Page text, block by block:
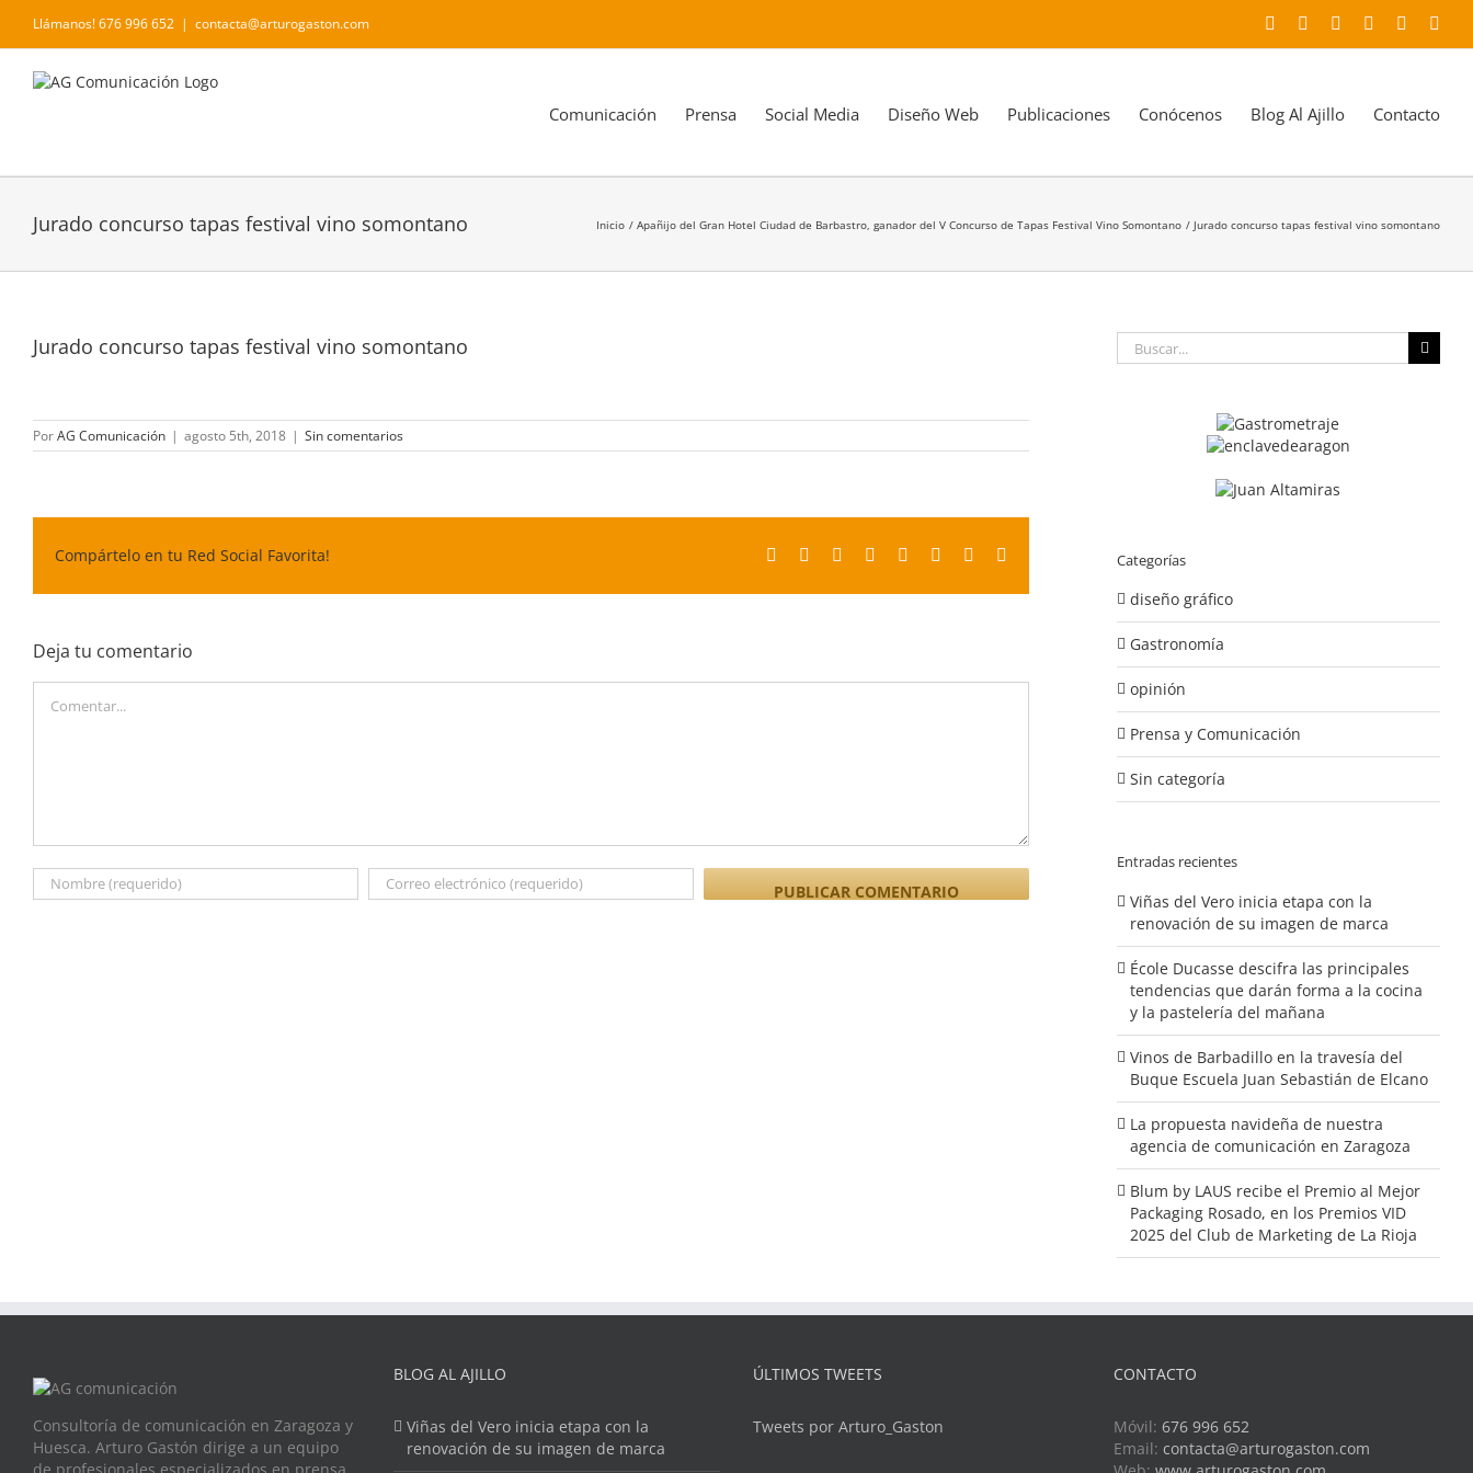
contenido
Llámanos! 676 996 652 | contacta@arturogaston.com Facebook YouTubeInstagramLinkedIn
Comunicación Prensa Social Media Diseño Web Publicaciones Conócenos Blog Al Ajillo Contacto
Jurado concurso tapas festival vino somontano Inicio Apañijo del Gran Hotel Ciudad de Barbastro, ganador del V Concurso de Tapas Festival Vino Somontano Jurado concurso tapas festival vino somontano
Jurado concurso tapas festival vino somontano
PorAG Comunicación | agosto 5th, 2018 | Sin comentarios
Compártelo en tu Red Social Favorita! Facebook Reddit LinkedIn
TumblrPinterest
Deja tu comentario
Buscar:
Categorías
diseño gráfico
Gastronomía
opinión
Prensa y Comunicación
Sin categoría
Entradas recientes
Viñas del Vero inicia etapa con la
renovación de su imagen de marca
École Ducasse descifra las principales
tendencias que darán forma a la cocina
y la pastelería del mañana
Vinos de Barbadillo en la travesía del
Buque Escuela Juan Sebastián de Elcano
La propuesta navideña de nuestra
agencia de comunicación en Zaragoza
Blum by LAUS recibe el Premio al Mejor
Packaging Rosado, en los Premios VID
2025 del Club de Marketing de La Rioja
Consultoría de comunicación en Zaragoza y
Huesca. Arturo Gastón dirige a un equipo
de profesionales especializados en prensa,
BLOG AL AJILLO
Viñas del Vero inicia etapa con la
renovación de su imagen de marca
ÚLTIMOS TWEETS
Tweets por Arturo_Gaston
CONTACTO
Móvil: 676 996 652
Email: contacta@arturogaston.com